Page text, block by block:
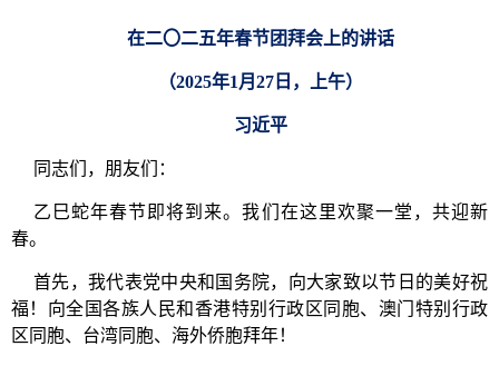
在二〇二五年春节团拜会上的讲话
（2025年1月27日，上午）
习近平
同志们，朋友们：
乙巳蛇年春节即将到来。我们在这里欢聚一堂，共迎新
春。
首先，我代表党中央和国务院，向大家致以节日的美好祝
福！向全国各族人民和香港特别行政区同胞、澳门特别行政
区同胞、台湾同胞、海外侨胞拜年！